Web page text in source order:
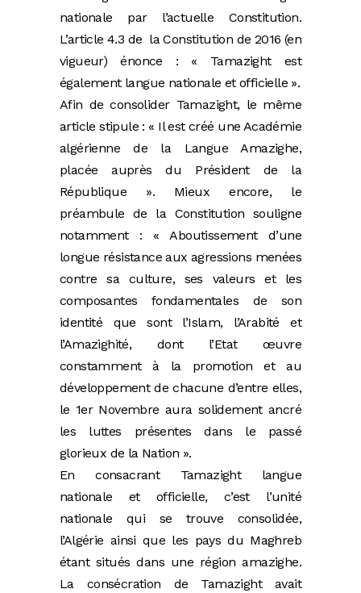
nationale par l’actuelle Constitution.
L’article 4.3 de la Constitution de 2016 (en
vigueur) énonce : « Tamazight est
également langue nationale et officielle ».
Afin de consolider Tamazight, le même
article stipule : « Il est créé une Académie
algérienne de la Langue Amazighe,
placée auprès du Président de la
République ». Mieux encore, le
préambule de la Constitution souligne
notamment : « Aboutissement d’une
longue résistance aux agressions menées
contre sa culture, ses valeurs et les
composantes fondamentales de son
identité que sont l’Islam, l’Arabité et
l’Amazighité, dont l’Etat œuvre
constamment à la promotion et au
développement de chacune d’entre elles,
le 1er Novembre aura solidement ancré
les luttes présentes dans le passé
glorieux de la Nation ».
En consacrant Tamazight langue
nationale et officielle, c’est l’unité
nationale qui se trouve consolidée,
l’Algérie ainsi que les pays du Maghreb
étant situés dans une région amazighe.
La consécration de Tamazight avait